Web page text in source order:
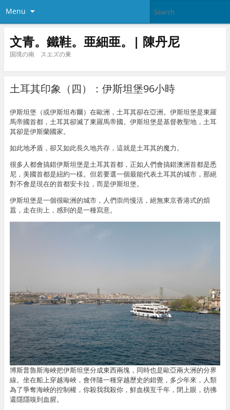
Menu
文青。鐵鞋。亜細亜。| 陳丹尼
国境の南 スエズの東
土耳其印象（四）：伊斯坦堡96小時
伊斯坦堡（或伊斯坦布爾）在歐洲，土耳其卻在亞洲。伊斯坦堡是東羅
馬帝國首都，土耳其卻滅了東羅馬帝國。伊斯坦堡是基督教聖地，土耳
其卻是伊斯蘭國家。
如此地矛盾，卻又如此長久地共存，這就是土耳其的魔力。
很多人都會搞錯伊斯坦堡是土耳其首都，正如人們會搞錯澳洲首都是悉
尼，美國首都是紐約一樣。但若要選一個最能代表土耳其的城市，那絕
對不會是現在的首都安卡拉，而是伊斯坦堡。
伊斯坦堡是一個很歐洲的城市，人們崇尚慢活，絕無東京香港式的煩
囂，走在街上，感到的是一種寫意。
博斯普魯斯海峽把伊斯坦堡分成東西兩塊，同時也是歐亞兩大洲的分界
線。坐在船上穿越海峽，會伴隨一種穿越歷史的錯覺，多少年來，人類
為了爭奪海峽的控制權，你殺我我殺你，鮮血橫亙千年，閉上眼，彷彿
還隱隱嗅到血腥。